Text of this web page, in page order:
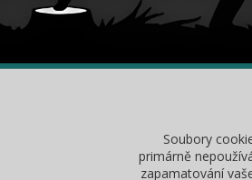
Jak
Soubory
primárně
zapamatování